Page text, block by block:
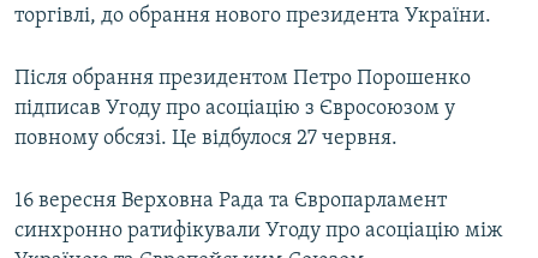
торгівлі, до обрання нового президента України.
Після обрання президентом Петро Порошенко
підписав Угоду про асоціацію з Євросоюзом у
повному обсязі. Це відбулося 27 червня.
16 вересня Верховна Рада та Європарламент
синхронно ратифікували Угоду про асоціацію між